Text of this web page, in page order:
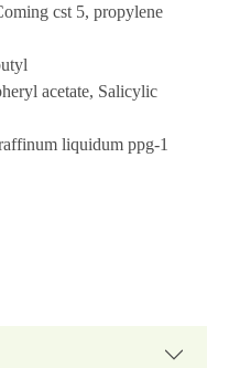
cst 5, propylene
acetate, Salicylic
liquidum ppg-1